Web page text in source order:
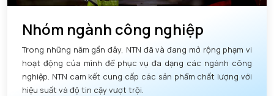
Nhóm ngành công nghiệp
Trong những năm gần đây, NTN đã và đang mở rộng phạm vi
hoạt động của mình để phục vụ đa dạng các ngành công
nghiệp. NTN cam kết cung cấp các sản phẩm chất lượng với
hiệu suất và độ tin cậy vượt trội.